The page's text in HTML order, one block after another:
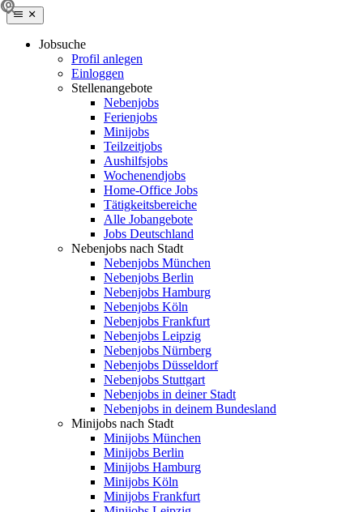
Jobsuche
Profil anlegen
Einloggen
Stellenangebote
Nebenjobs
Ferienjobs
Minijobs
Teilzeitjobs
Aushilfsjobs
Wochenendjobs
Home-Office Jobs
Tätigkeitsbereiche
Alle Jobangebote
Jobs Deutschland
Nebenjobs nach Stadt
Nebenjobs München
Nebenjobs Berlin
Nebenjobs Hamburg
Nebenjobs Köln
Nebenjobs Frankfurt
Nebenjobs Leipzig
Nebenjobs Nürnberg
Nebenjobs Düsseldorf
Nebenjobs Stuttgart
Nebenjobs in deiner Stadt
Nebenjobs in deinem Bundesland
Minijobs nach Stadt
Minijobs München
Minijobs Berlin
Minijobs Hamburg
Minijobs Köln
Minijobs Frankfurt